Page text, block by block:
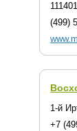
(499)
1-й
+7